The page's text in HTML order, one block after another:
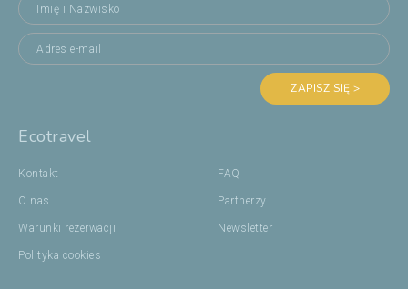
ZAPISZ SIĘ >
Ecotravel
Kontakt
O nas
Warunki rezerwacji
Polityka cookies
FAQ
Partnerzy
Newsletter